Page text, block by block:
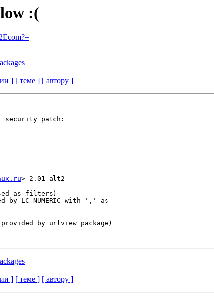
:(
] [ теме ] [ автору ]
security patch:
> 2.01-alt2
as filters)
by LC_NUMERIC with ',' as
by urlview package)
] [ теме ] [ автору ]